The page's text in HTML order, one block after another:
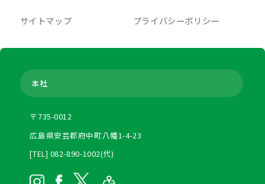
サイトマップ プライバシーポリシー
本社
〒735-0012
広島県安芸郡府中町八幡1-4-23
[TEL] 082-890-1002(代)